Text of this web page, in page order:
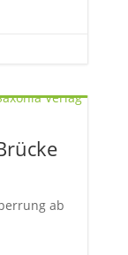
ab